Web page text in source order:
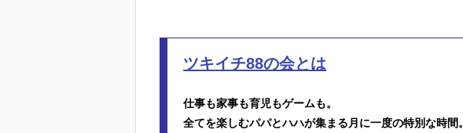
ツキイチ88の会とは
仕事も家事も育児もゲームも。
全てを楽しむパパとハハが集まる月に一度の特別な時間。